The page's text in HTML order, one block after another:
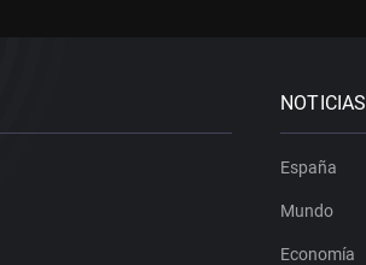
NOTICIAS
España
Mundo
Economía